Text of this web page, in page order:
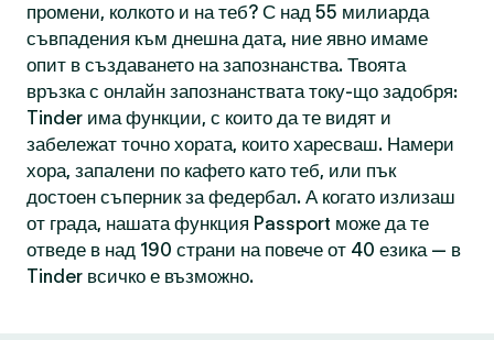
промени, колкото и на теб? С над 55 милиарда
съвпадения към днешна дата, ние явно имаме
опит в създаването на запознанства. Твоята
връзка с онлайн запознанствата току-що задобря:
Tinder има функции, с които да те видят и
забележат точно хората, които харесваш. Намери
хора, запалени по кафето като теб, или пък
достоен съперник за федербал. А когато излизаш
от града, нашата функция Passport може да те
отведе в над 190 страни на повече от 40 езика — в
Tinder всичко е възможно.